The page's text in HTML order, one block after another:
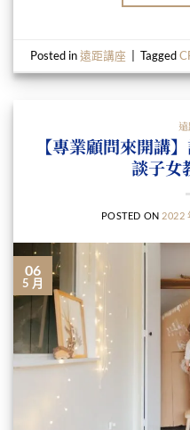
Posted in遠距講座 Tagged
【專業顧問來開講
談子女
POSTED ON 2022
06
5 月